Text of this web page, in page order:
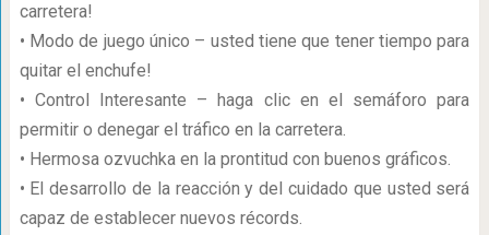
carretera!
• Modo de juego único – usted tiene que tener tiempo para
quitar el enchufe!
• Control Interesante – haga clic en el semáforo para
permitir o denegar el tráfico en la carretera.
• Hermosa ozvuchka en la prontitud con buenos gráficos.
• El desarrollo de la reacción y del cuidado que usted será
capaz de establecer nuevos récords.